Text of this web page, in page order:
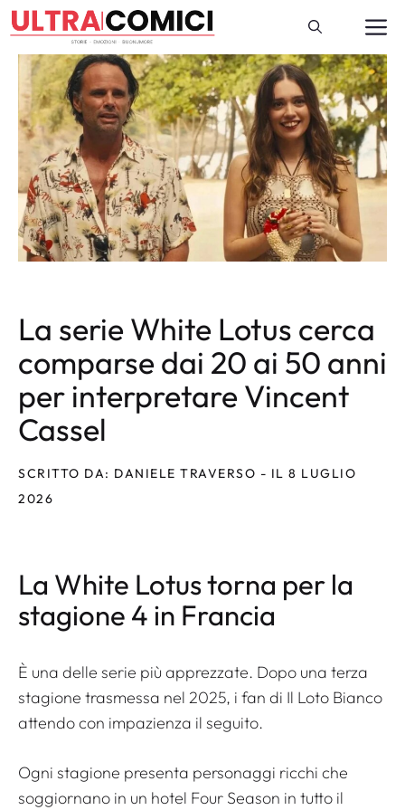
Vai
al
contenuto
La serie White Lotus cerca
comparse dai 20 ai 50 anni
per interpretare Vincent
Cassel
SCRITTO DA: DANIELE TRAVERSO - IL 8 LUGLIO
2026
La White Lotus torna per la
stagione 4 in Francia
È una delle serie più apprezzate. Dopo una terza
stagione trasmessa nel 2025, i fan di Il Loto Bianco
attendo con impazienza il seguito.
Ogni stagione presenta personaggi ricchi che
soggiornano in un hotel Four Season in tutto il